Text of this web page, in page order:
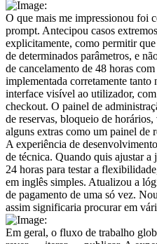
O que mais me impressionou foi
prompt. Antecipou casos
explicitamente, como permitir
de determinados parâmetros, e
de cancelamento de 48 horas
implementada corretamente
interface visível ao utilizador,
checkout. O painel de
de reservas, bloqueio de
alguns extras como um painel de
A experiência de
de técnica. Quando quis ajustar a
24 horas para testar a
em inglês simples. Atualizou a
de pagamento de uma só vez.
assim significaria procurar em
Em geral, o fluxo de trabalho